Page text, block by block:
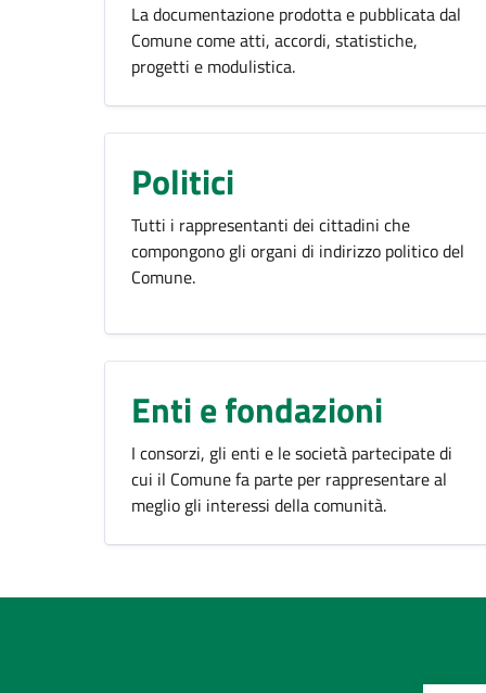
La documentazione prodotta e pubblicata dal
Comune come atti, accordi, statistiche,
progetti e modulistica.
Politici
Tutti i rappresentanti dei cittadini che
compongono gli organi di indirizzo politico del
Comune.
Enti e fondazioni
I consorzi, gli enti e le società partecipate di
cui il Comune fa parte per rappresentare al
meglio gli interessi della comunità.